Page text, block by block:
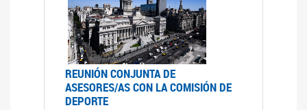
REUNIÓN CONJUNTA DE
ASESORES/AS CON LA COMISIÓN DE
DEPORTE